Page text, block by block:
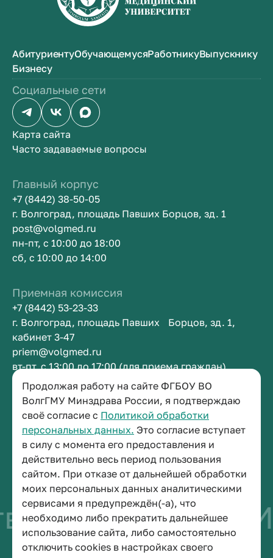
Продолжая работу на сайте ФГБОУ ВО
ВолгГМУ Минздрава России, я подтверждаю
своё согласие с Политикой обработки
персональных данных. Это согласие вступает
в силу с момента его предоставления и
действительно весь период пользования
сайтом. При отказе от дальнейшей обработки
моих персональных данных аналитическими
сервисами я предупреждён(-а), что
необходимо либо прекратить дальнейшее
использование сайта, либо самостоятельно
отключить cookies в настройках своего
АбитуриентуОбучающемусяРаботникуВыпускнику
Бизнесу
Социальные сети
Карта сайта
Часто задаваемые вопросы
Главный корпус
+7 (8442) 38-50-05
г. Волгоград, площадь Павших Борцов, зд. 1
post@volgmed.ru
пн-пт, с 10:00 до 18:00
сб, с 10:00 до 14:00
Приемная комиссия
+7 (8442) 53-23-33
г. Волгоград, площадь Павших Борцов, зд. 1,
кабинет 3-47
priem@volgmed.ru
вт-пт, с 13:00 до 17:00 (для приема граждан)
Приемная ректора
+7 (8442) 38-50-05
г. Волгоград, площадь Павших Борцов, зд. 1,
кабинет 3-11
post@volgmed.ru
пн-пт, с 08.30 до 17.00 (перерыв с 12.30 до 13.00)
быть врачом